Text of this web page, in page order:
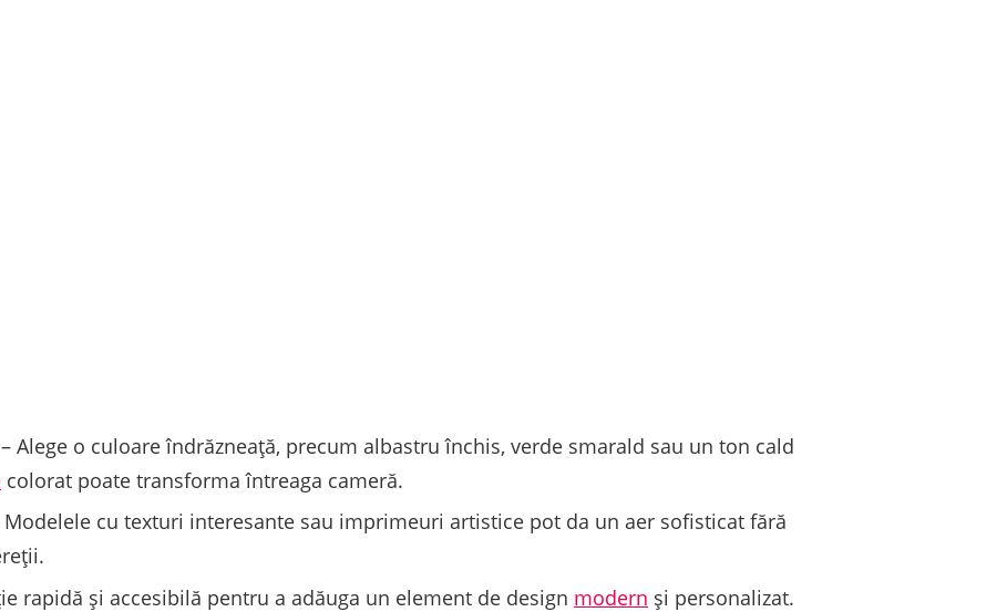
– Alege o culoare îndrăzneață, precum albastru închis, verde smarald sau un ton cald
colorat poate transforma întreaga cameră.
Modelele cu texturi interesante sau imprimeuri artistice pot da un aer sofisticat fără
rapidă și accesibilă pentru a adăuga un element de design modern și personalizat.